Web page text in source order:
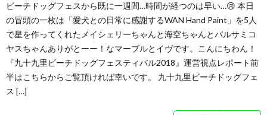
ビーチドッグフェスから既に一週間…時間が経つのは早い…😢 本日
の冒頭の一枚は「愛犬との日常に感謝するWAN Hand Paint」を5人
で星を作ってくれたメイシェリーちゃんと海空ちゃんとバルサミコ
ヤスちゃんありがとーー！なマーブルとイヴです。こんにちわん！
『九十九里ビーチドッグフェスティバル2018』運営視点レポート前
半はこちらからご覧頂ければ幸いです。 九十九里ビーチドッグフェ
ス […]